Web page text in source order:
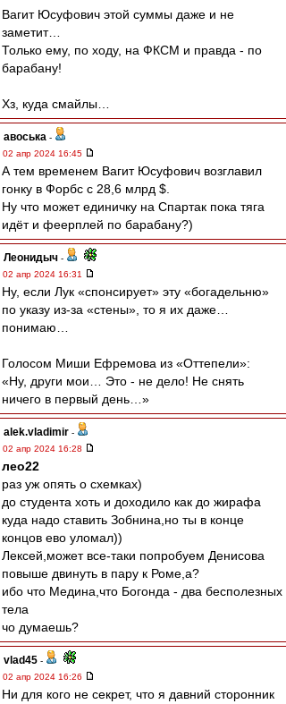
Вагит Юсуфович этой суммы даже и не
заметит…
Только ему, по ходу, на ФКСМ и правда - по
барабану!
Хз, куда смайлы…
авоська -
02 апр 2024 16:45
А тем временем Вагит Юсуфович возглавил
гонку в Форбс с 28,6 млрд $.
Ну что может единичку на Спартак пока тяга
идёт и феерплей по барабану?)
Леонидыч -
02 апр 2024 16:31
Ну, если Лук «спонсирует» эту «богадельню»
по указу из-за «стены», то я их даже…
понимаю…
Голосом Миши Ефремова из «Оттепели»:
«Ну, други мои… Это - не дело! Не снять
ничего в первый день…»
alek.vladimir -
02 апр 2024 16:28
лео22
раз уж опять о схемках)
до студента хоть и доходило как до жирафа
куда надо ставить Зобнина,но ты в конце
концов ево уломал))
Лексей,может все-таки попробуем Денисова
повыше двинуть в пару к Роме,а?
ибо что Медина,что Богонда - два бесполезных
тела
чо думаешь?
vlad45 -
02 апр 2024 16:26
Ни для кого не секрет, что я давний сторонник